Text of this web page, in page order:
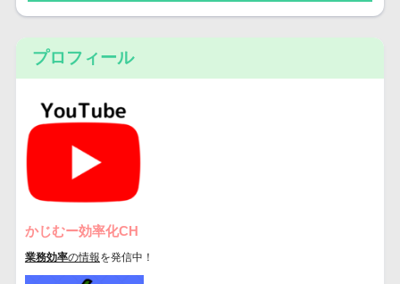
プロフィール
かじむー効率化CH
業務効率の情報を発信中！